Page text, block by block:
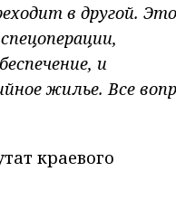
в другой.
и
жилье. Все
краевого